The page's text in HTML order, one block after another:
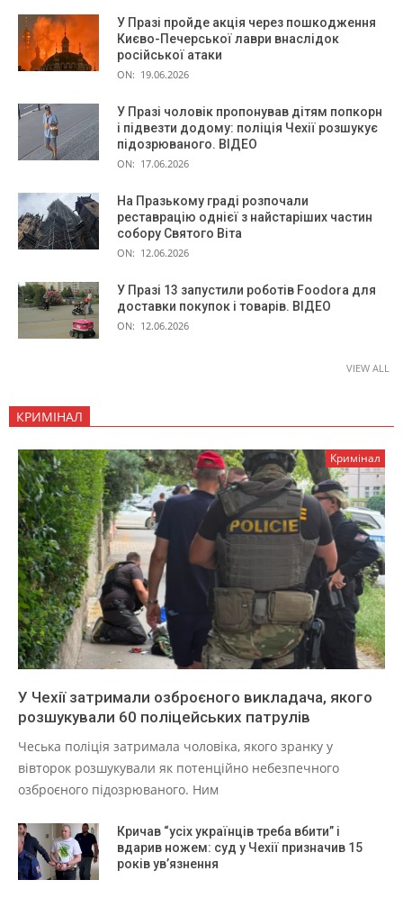
У Празі пройде акція через пошкодження
Києво-Печерської лаври внаслідок
російської атаки
ON: 19.06.2026
У Празі чоловік пропонував дітям попкорн
і підвезти додому: поліція Чехії розшукує
підозрюваного. ВІДЕО
ON: 17.06.2026
На Празькому граді розпочали
реставрацію однієї з найстаріших частин
собору Святого Віта
ON: 12.06.2026
У Празі 13 запустили роботів Foodora для
доставки покупок і товарів. ВІДЕО
ON: 12.06.2026
VIEW ALL
КРИМІНАЛ
Кримінал
У Чехії затримали озброєного викладача, якого
розшукували 60 поліцейських патрулів
Чеська поліція затримала чоловіка, якого зранку у
вівторок розшукували як потенційно небезпечного
озброєного підозрюваного. Ним
Кричав “усіх українців треба вбити” і
вдарив ножем: суд у Чехії призначив 15
років ув’язнення